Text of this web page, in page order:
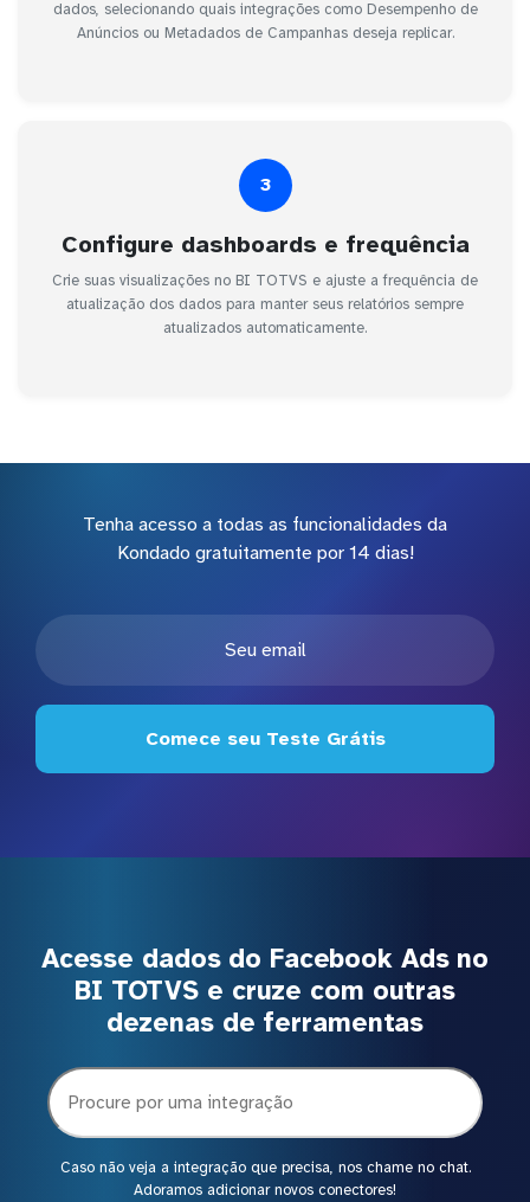
dados, selecionando quais integrações como Desempenho de
Anúncios ou Metadados de Campanhas deseja replicar.
3
Configure dashboards e frequência
Crie suas visualizações no BI TOTVS e ajuste a frequência de
atualização dos dados para manter seus relatórios sempre
atualizados automaticamente.
Tenha acesso a todas as funcionalidades da
Kondado gratuitamente por 14 dias!
Comece seu Teste Grátis
Acesse dados do Facebook Ads no
BI TOTVS e cruze com outras
dezenas de ferramentas
Caso não veja a integração que precisa, nos chame no chat.
Adoramos adicionar novos conectores!